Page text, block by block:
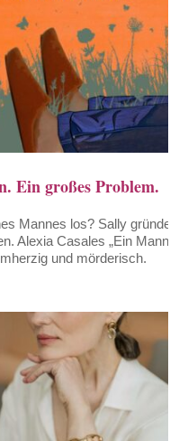
Ein großes Problem.
Mannes los? Sally gründet
Alexia Casales „Ein Mann
und mörderisch.